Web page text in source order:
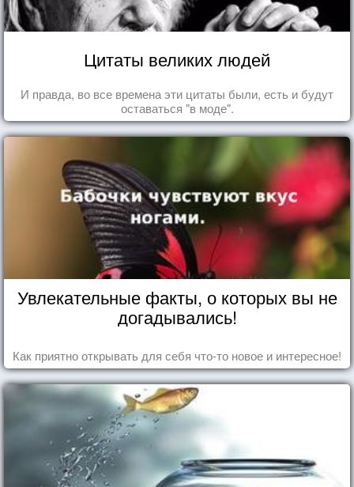
Цитаты великих людей
И правда, во все времена эти цитаты были, есть и будут
оставаться "в моде".
Увлекательные факты, о которых вы не
догадывались!
Как приятно открывать для себя что-то новое и интересное!